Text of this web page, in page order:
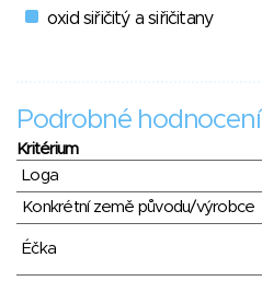
oxid siřičitý a siřičitany
Podrobné hodnocení
Kritérium
Loga
Konkrétní země původu/výrobce
Éčka